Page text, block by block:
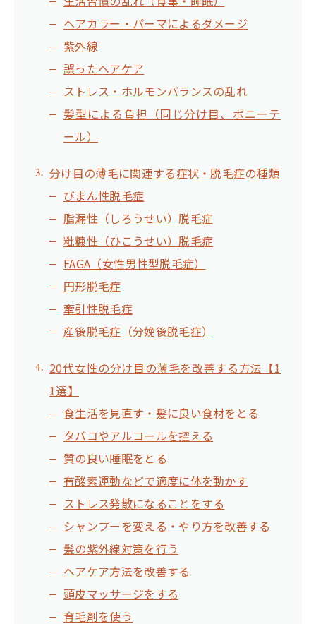
ヘアカラー・パーマによるダメージ
紫外線
誤ったヘアケア
ストレス・ホルモンバランスの乱れ
髪型による負担（同じ分け目、ポニーテ
ール）
分け目の薄毛に関連する症状・脱毛症の種類
びまん性脱毛症
脂漏性（しろうせい）脱毛症
粃糠性（ひこうせい）脱毛症
FAGA（女性男性型脱毛症）
円形脱毛症
牽引性脱毛症
産後脱毛症（分娩後脱毛症）
20代女性の分け目の薄毛を改善する方法【1
1選】
食生活を見直す・髪に良い食材をとる
タバコやアルコールを控える
質の良い睡眠をとる
有酸素運動などで適度に体を動かす
ストレス発散になることをする
シャンプーを変える・やり方を改善する
髪の紫外線対策を行う
ヘアケア方法を改善する
頭皮マッサージをする
育毛剤を使う